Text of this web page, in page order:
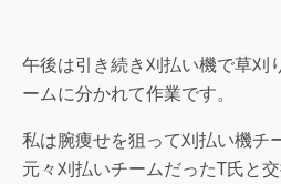
午後は引き続き刈払い機で草刈
ームに分かれて作業です。
私は腕痩せを狙って刈払い機チ
元々刈払いチームだったT氏と